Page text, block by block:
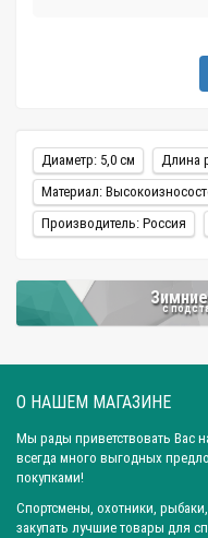
Диаметр: 5,0 см
Длина
Материал:
Производитель: Россия
с
О НАШЕМ МАГАЗИНЕ
Мы рады приветствовать Вас
всегда много выгодных
покупками!
Спортсмены, охотники,
закупать лучшие товары для